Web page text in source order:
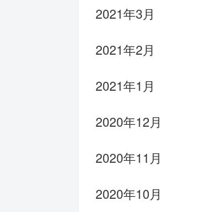
2021年3月
2021年2月
2021年1月
2020年12月
2020年11月
2020年10月